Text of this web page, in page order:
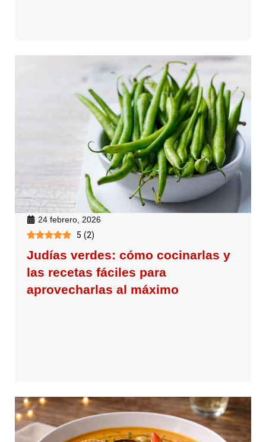
24 febrero, 2026
5 (2)
Judías verdes: cómo cocinarlas y
las recetas fáciles para
aprovecharlas al máximo